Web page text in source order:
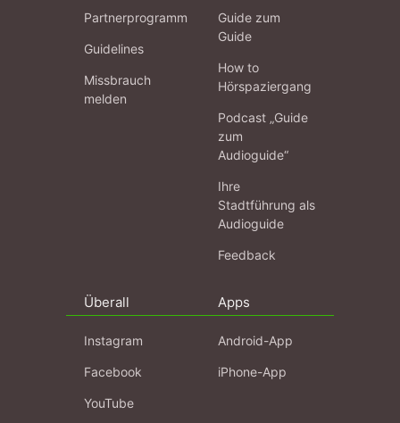
Partnerprogramm
Guidelines
Missbrauch
melden
Guide zum
Guide
How to
Hörspaziergang
Podcast „Guide
zum
Audioguide“
Ihre
Stadtführung als
Audioguide
Feedback
Überall
Instagram
Facebook
YouTube
Apps
Android-App
iPhone-App